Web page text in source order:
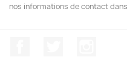
nos informations de contact